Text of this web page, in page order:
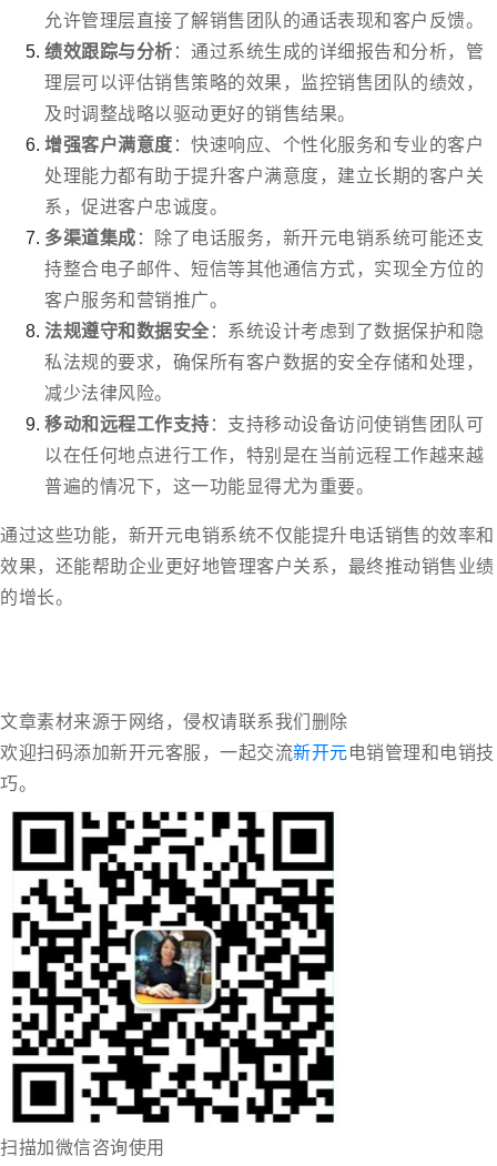
允许管理层直接了解销售团队的通话表现和客户反馈。
绩效跟踪与分析 ：通过系统生成的详细报告和分析，管
理层可以评估销售策略的效果，监控销售团队的绩效，
及时调整战略以驱动更好的销售结果。
增强客户满意度 ：快速响应、个性化服务和专业的客户
处理能力都有助于提升客户满意度，建立长期的客户关
系，促进客户忠诚度。
多渠道集成 ：除了电话服务，新开元电销系统可能还支
持整合电子邮件、短信等其他通信方式，实现全方位的
客户服务和营销推广。
法规遵守和数据安全：系统设计考虑到了数据保护和隐
私法规的要求，确保所有客户数据的安全存储和处理，
减少法律风险。
移动和远程工作支持 ：支持移动设备访问使销售团队可
以在任何地点进行工作，特别是在当前远程工作越来越
普遍的情况下，这一功能显得尤为重要。
通过这些功能，新开元电销系统不仅能提升电话销售的效率和
效果，还能帮助企业更好地管理客户关系，最终推动销售业绩
的增长。
文章素材来源于网络，侵权请联系我们删除
欢迎扫码添加新开元客服，一起交流新开元电销管理和电销技
巧。
扫描加微信咨询使用